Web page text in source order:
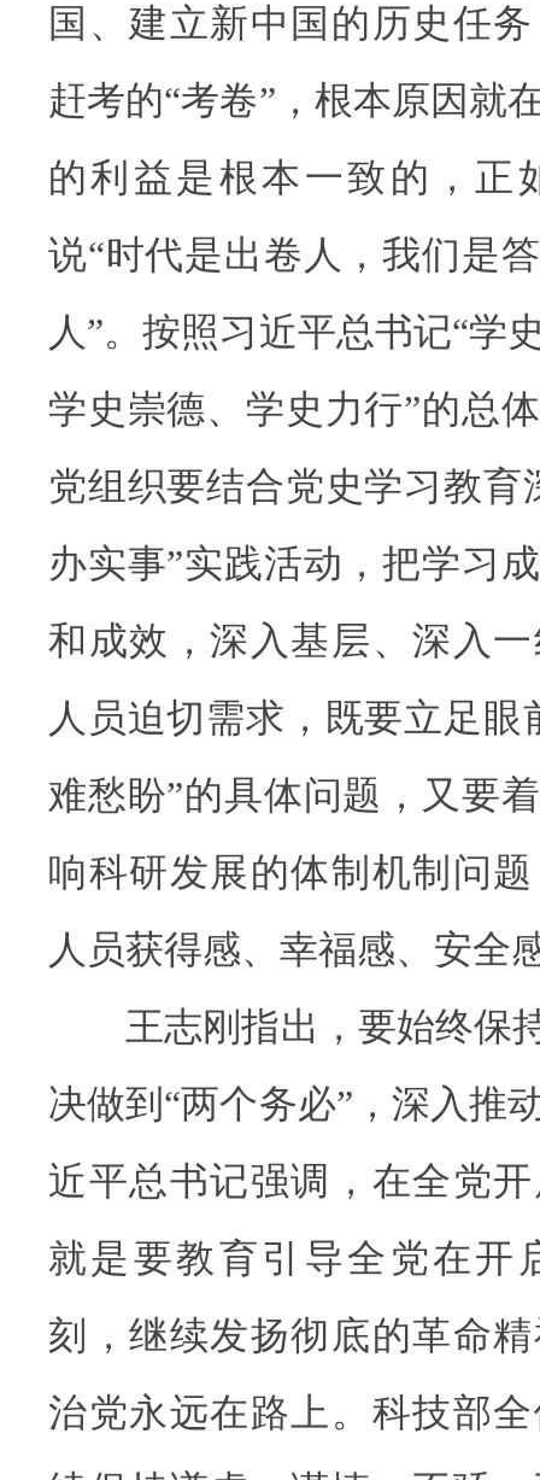
国、建立新中国的历史任
赶考的“考卷”，根本原因就
的利益是根本一致的，正
说“时代是出卷人，我们是
人”。按照习近平总书记“学
学史崇德、学史力行”的总
党组织要结合党史学习教育
办实事”实践活动，把学习
和成效，深入基层、深入
人员迫切需求，既要立足眼
难愁盼”的具体问题，又要
响科研发展的体制机制问
人员获得感、幸福感、安全
王志刚指出，要始终保持
决做到“两个务必”，深入推
近平总书记强调，在全党
就是要教育引导全党在开
刻，继续发扬彻底的革命
治党永远在路上。科技部